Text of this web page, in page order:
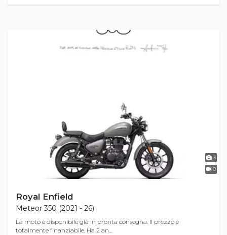
3
0
Royal Enfield
Meteor 350 (2021 - 26)
La moto è disponibile già in pronta consegna. Il prezzo è
totalmente finanziabile. Ha 2 an...